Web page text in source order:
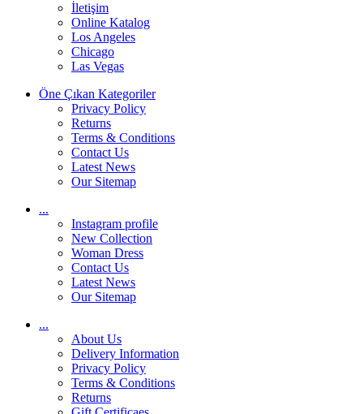
İletişim
Online Katalog
Los Angeles
Chicago
Las Vegas
Öne Çıkan Kategoriler
Privacy Policy
Returns
Terms & Conditions
Contact Us
Latest News
Our Sitemap
...
Instagram profile
New Collection
Woman Dress
Contact Us
Latest News
Our Sitemap
...
About Us
Delivery Information
Privacy Policy
Terms & Conditions
Returns